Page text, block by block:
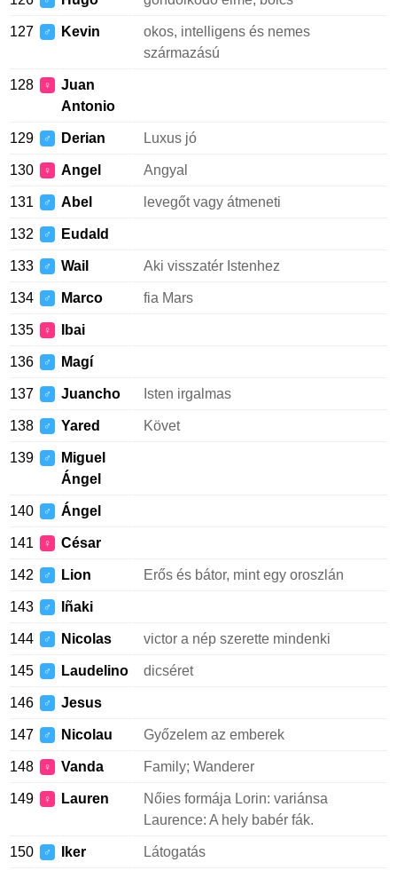
127 ♂ Kevin
okos, intelligens és nemes
származású
128 ♀
Juan
Antonio
129 ♂ Derian Luxus jó
130 ♀ Angel Angyal
131 ♂ Abel levegőt vagy átmeneti
132 ♂ Eudald
133 ♂ Wail Aki visszatér Istenhez
134 ♂ Marco fia Mars
135 ♀ Ibai
136 ♂ Magí
137 ♂ Juancho Isten irgalmas
138 ♂ Yared Követ
139 ♂
Miguel
Ángel
140 ♂ Ángel
141 ♀ César
142 ♂ Lion Erős és bátor, mint egy oroszlán
143 ♂ Iñaki
144 ♂ Nicolas victor a nép szerette mindenki
145 ♂ Laudelino dicséret
146 ♂ Jesus
147 ♂ Nicolau Győzelem az emberek
148 ♀ Vanda Family; Wanderer
149 ♀ Lauren
Nőies formája Lorin: variánsa
Laurence: A hely babér fák.
150 ♂ Iker Látogatás